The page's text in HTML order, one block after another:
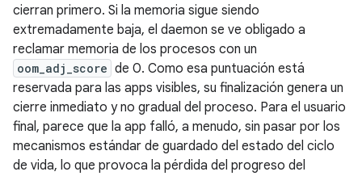
cierran primero. Si la memoria sigue siendo
extremadamente baja, el daemon se ve obligado a
reclamar memoria de los procesos con un
oom_adj_score de 0. Como esa puntuación está
reservada para las apps visibles, su finalización genera un
cierre inmediato y no gradual del proceso. Para el usuario
final, parece que la app falló, a menudo, sin pasar por los
mecanismos estándar de guardado del estado del ciclo
de vida, lo que provoca la pérdida del progreso del